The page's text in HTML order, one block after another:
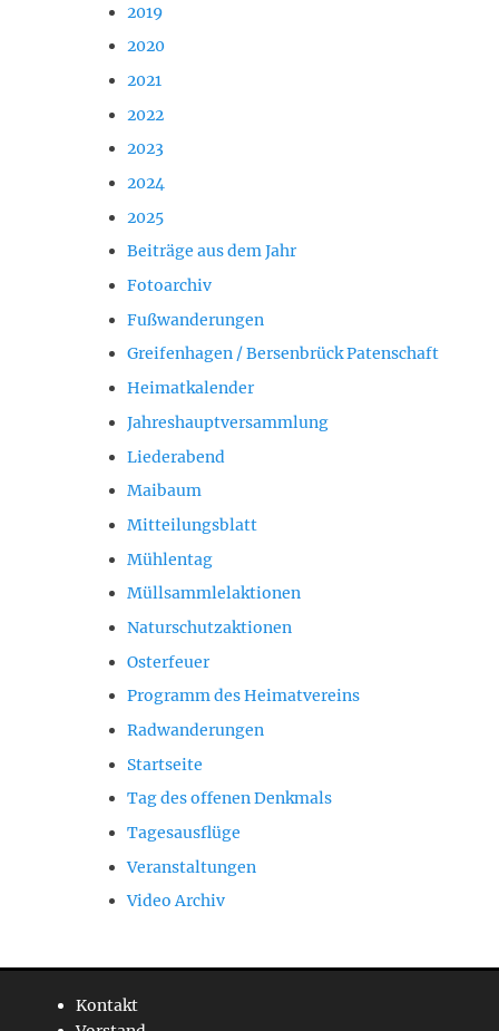
2019
2020
2021
2022
2023
2024
2025
Beiträge aus dem Jahr
Fotoarchiv
Fußwanderungen
Greifenhagen / Bersenbrück Patenschaft
Heimatkalender
Jahreshauptversammlung
Liederabend
Maibaum
Mitteilungsblatt
Mühlentag
Müllsammlelaktionen
Naturschutzaktionen
Osterfeuer
Programm des Heimatvereins
Radwanderungen
Startseite
Tag des offenen Denkmals
Tagesausflüge
Veranstaltungen
Video Archiv
Kontakt